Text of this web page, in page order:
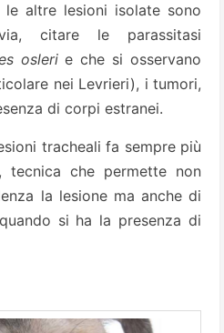
altre lesioni isolate sono
citare le parassitasi
oslerie che si osservano
nei Levrieri), i tumori,
di corpi estranei.
tracheali fa sempre più
tecnica che permette non
la lesione ma anche di
si ha la presenza di